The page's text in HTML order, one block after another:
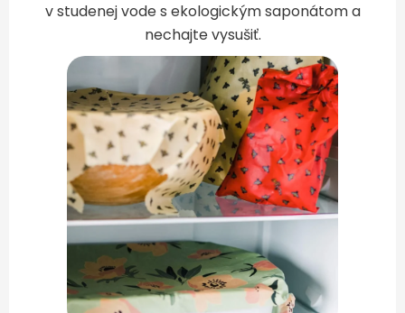
v studenej vode s ekologickým saponátom a
nechajte vysušiť.